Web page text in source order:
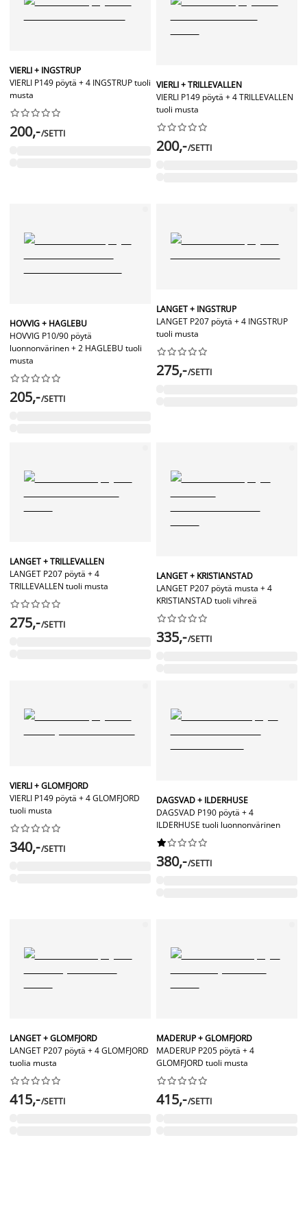
VIERLI + INGSTRUP
VIERLI P149 pöytä + 4 INGSTRUP tuoli
musta






200,-/SETTI
VIERLI + TRILLEVALLEN
VIERLI P149 pöytä + 4 TRILLEVALLEN
tuoli musta






200,-/SETTI
HOVVIG + HAGLEBU
HOVVIG P10/90 pöytä
luonnonvärinen + 2 HAGLEBU tuoli
musta






205,-/SETTI
LANGET + INGSTRUP
LANGET P207 pöytä + 4 INGSTRUP
tuoli musta






275,-/SETTI
LANGET + TRILLEVALLEN
LANGET P207 pöytä + 4
TRILLEVALLEN tuoli musta






275,-/SETTI
LANGET + KRISTIANSTAD
LANGET P207 pöytä musta + 4
KRISTIANSTAD tuoli vihreä






335,-/SETTI
VIERLI + GLOMFJORD
VIERLI P149 pöytä + 4 GLOMFJORD
tuoli musta






340,-/SETTI
DAGSVAD + ILDERHUSE
DAGSVAD P190 pöytä + 4
ILDERHUSE tuoli luonnonvärinen






380,-/SETTI
LANGET + GLOMFJORD
LANGET P207 pöytä + 4 GLOMFJORD
tuolia musta






415,-/SETTI
MADERUP + GLOMFJORD
MADERUP P205 pöytä + 4
GLOMFJORD tuoli musta






415,-/SETTI